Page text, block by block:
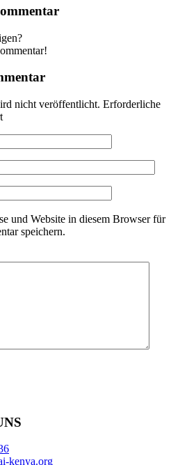
nicht veröffentlicht. Erforderliche
und Website in diesem Browser für
speichern.
kenya.org